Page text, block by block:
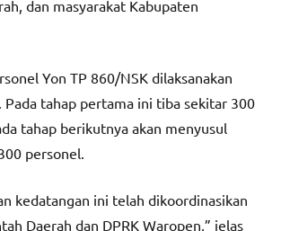
dan masyarakat Kabupaten
Yon TP 860/NSK dilaksanakan
Pada tahap pertama ini tiba sekitar 300
tahap berikutnya akan menyusul
personel.
kedatangan ini telah dikoordinasikan
Daerah dan DPRK Waropen,” jelas